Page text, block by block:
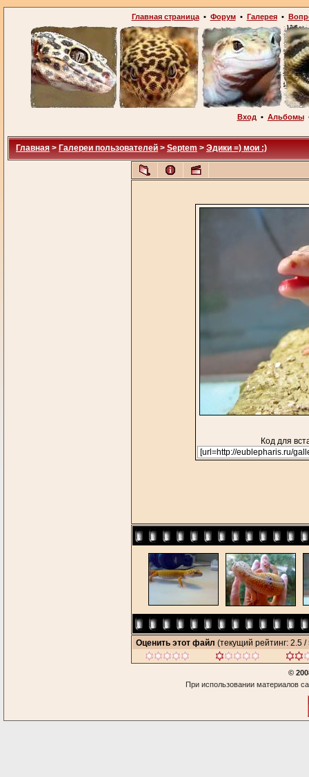
Главная страница• Форум• Галерея•
Вход • Альбомы
Главная > Галереи пользователей > Septem > Эдики =) мои :)
Код для
Оценить этот файл (текущий рейтинг: 2.5 /
©
При использовании материалов